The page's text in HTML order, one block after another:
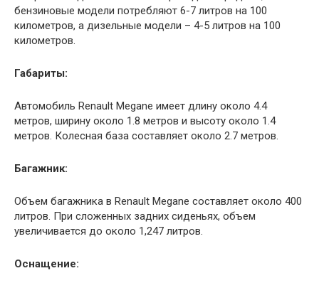
бензиновые модели потребляют 6-7 литров на 100
километров, а дизельные модели – 4-5 литров на 100
километров.
Габариты:
Автомобиль Renault Megane имеет длину около 4.4
метров, ширину около 1.8 метров и высоту около 1.4
метров. Колесная база составляет около 2.7 метров.
Багажник:
Объем багажника в Renault Megane составляет около 400
литров. При сложенных задних сиденьях, объем
увеличивается до около 1,247 литров.
Оснащение: